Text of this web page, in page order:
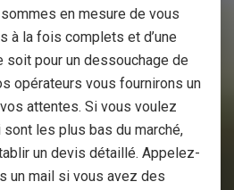
en mesure de vous
à la fois complets et d’une
soit pour un dessouchage de
opérateurs vous fournirons un
attentes. Si vous voulez
les plus bas du marché,
un devis détaillé. Appelez-
un mail si vous avez des